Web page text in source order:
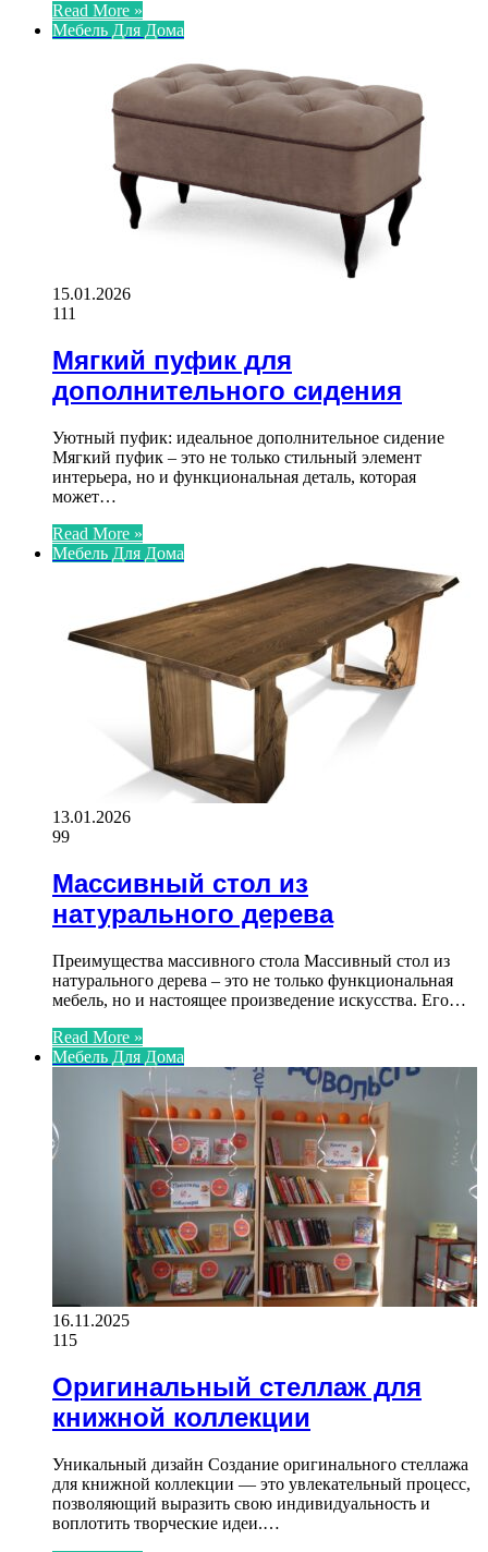
Read More »
Мебель Для Дома
15.01.2026
111
Мягкий пуфик для
дополнительного сидения
Уютный пуфик: идеальное дополнительное сидение
Мягкий пуфик – это не только стильный элемент
интерьера, но и функциональная деталь, которая
может…
Read More »
Мебель Для Дома
13.01.2026
99
Массивный стол из
натурального дерева
Преимущества массивного стола Массивный стол из
натурального дерева – это не только функциональная
мебель, но и настоящее произведение искусства. Его…
Read More »
Мебель Для Дома
16.11.2025
115
Оригинальный стеллаж для
книжной коллекции
Уникальный дизайн Создание оригинального стеллажа
для книжной коллекции — это увлекательный процесс,
позволяющий выразить свою индивидуальность и
воплотить творческие идеи.…